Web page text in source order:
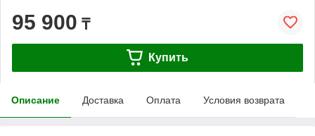
95 900 ₸
Купить
Описание Доставка Оплата Условия возврата